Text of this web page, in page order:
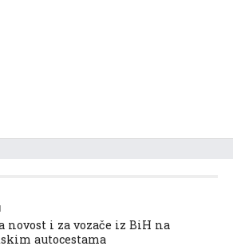
novost i za vozače iz BiH na
autocestama